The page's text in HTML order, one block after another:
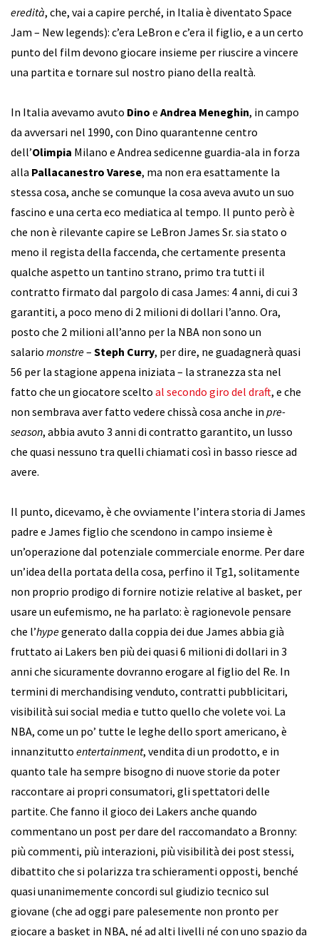
eredità, che, vai a capire perché, in Italia è diventato Space
Jam – New legends): c’era LeBron e c’era il figlio, e a un certo
punto del film devono giocare insieme per riuscire a vincere
una partita e tornare sul nostro piano della realtà.
In Italia avevamo avuto Dino e Andrea Meneghin, in campo
da avversari nel 1990, con Dino quarantenne centro
dell’Olimpia Milano e Andrea sedicenne guardia-ala in forza
alla Pallacanestro Varese, ma non era esattamente la
stessa cosa, anche se comunque la cosa aveva avuto un suo
fascino e una certa eco mediatica al tempo. Il punto però è
che non è rilevante capire se LeBron James Sr. sia stato o
meno il regista della faccenda, che certamente presenta
qualche aspetto un tantino strano, primo tra tutti il
contratto firmato dal pargolo di casa James: 4 anni, di cui 3
garantiti, a poco meno di 2 milioni di dollari l’anno. Ora,
posto che 2 milioni all’anno per la NBA non sono un
salario monstre– Steph Curry, per dire, ne guadagnerà quasi
56 per la stagione appena iniziata – la stranezza sta nel
fatto che un giocatore scelto al secondo giro del draft, e che
non sembrava aver fatto vedere chissà cosa anche in pre-
season, abbia avuto 3 anni di contratto garantito, un lusso
che quasi nessuno tra quelli chiamati così in basso riesce ad
avere.
Il punto, dicevamo, è che ovviamente l’intera storia di James
padre e James figlio che scendono in campo insieme è
un’operazione dal potenziale commerciale enorme. Per dare
un’idea della portata della cosa, perfino il Tg1, solitamente
non proprio prodigo di fornire notizie relative al basket, per
usare un eufemismo, ne ha parlato: è ragionevole pensare
che l’hypegenerato dalla coppia dei due James abbia già
fruttato ai Lakers ben più dei quasi 6 milioni di dollari in 3
anni che sicuramente dovranno erogare al figlio del Re. In
termini di merchandising venduto, contratti pubblicitari,
visibilità sui social media e tutto quello che volete voi. La
NBA, come un po’ tutte le leghe dello sport americano, è
innanzitutto entertainment, vendita di un prodotto, e in
quanto tale ha sempre bisogno di nuove storie da poter
raccontare ai propri consumatori, gli spettatori delle
partite. Che fanno il gioco dei Lakers anche quando
commentano un post per dare del raccomandato a Bronny:
più commenti, più interazioni, più visibilità dei post stessi,
dibattito che si polarizza tra schieramenti opposti, benché
quasi unanimemente concordi sul giudizio tecnico sul
giovane (che ad oggi pare palesemente non pronto per
giocare a basket in NBA, né ad alti livelli né con uno spazio da